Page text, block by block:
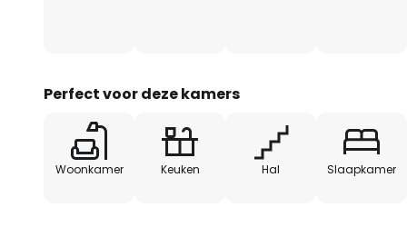
Perfect voor deze kamers
Woonkamer Keuken Hal Slaapkamer